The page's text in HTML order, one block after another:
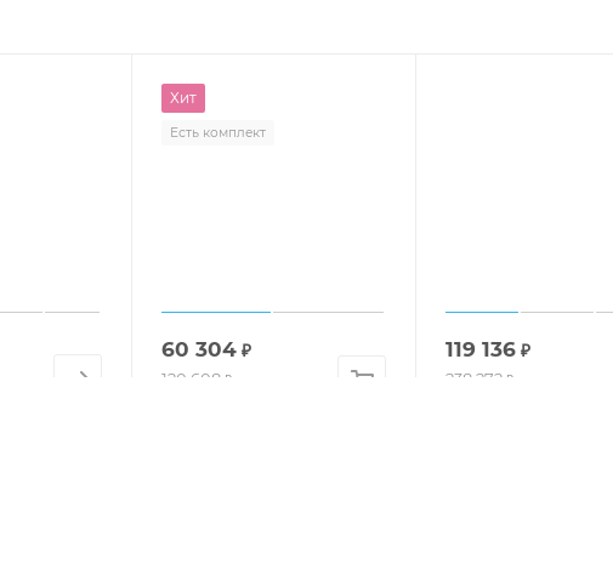
Хит
Есть комплект
60 304₽
120 608₽
119 136 ₽
238 272 ₽